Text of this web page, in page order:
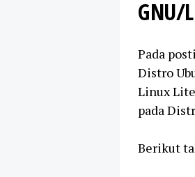
GNU/
Pada
Distro
Linux
pada
Berikut